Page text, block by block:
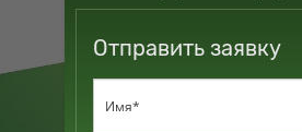
Отправить заявку